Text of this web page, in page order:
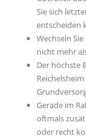
Sie sich
entscheiden
Wechseln
nicht mehr
Der höchste
Gerade im
oftmals
oder recht